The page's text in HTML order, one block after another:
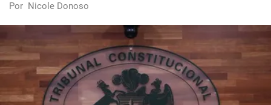
Por Nicole Donoso